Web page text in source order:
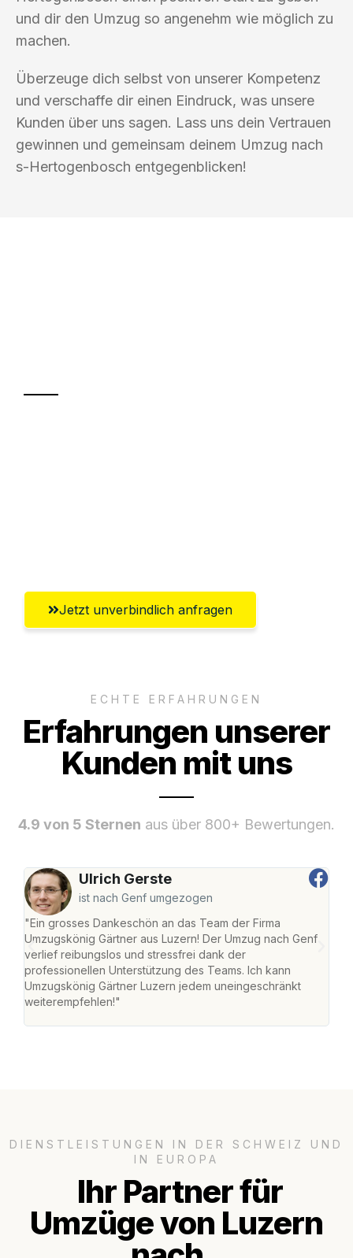
und dir den Umzug so angenehm wie möglich zu
machen.
Überzeuge dich selbst von unserer Kompetenz
und verschaffe dir einen Eindruck, was unsere
Kunden über uns sagen. Lass uns dein Vertrauen
gewinnen und gemeinsam deinem Umzug nach
s-Hertogenbosch entgegenblicken!
Jetzt unverbindlich anfragen
ECHTE ERFAHRUNGEN
Erfahrungen unserer
Kunden mit uns
4.9 von 5 Sternen aus über 800+ Bewertungen.
Ulrich Gerste
ist nach Genf umgezogen
"Ein grosses Dankeschön an das Team der Firma
Umzugskönig Gärtner aus Luzern! Der Umzug nach Genf
verlief reibungslos und stressfrei dank der
professionellen Unterstützung des Teams. Ich kann
Umzugskönig Gärtner Luzern jedem uneingeschränkt
weiterempfehlen!"
DIENSTLEISTUNGEN IN DER SCHWEIZ UND
IN EUROPA
Ihr Partner für
Umzüge von Luzern